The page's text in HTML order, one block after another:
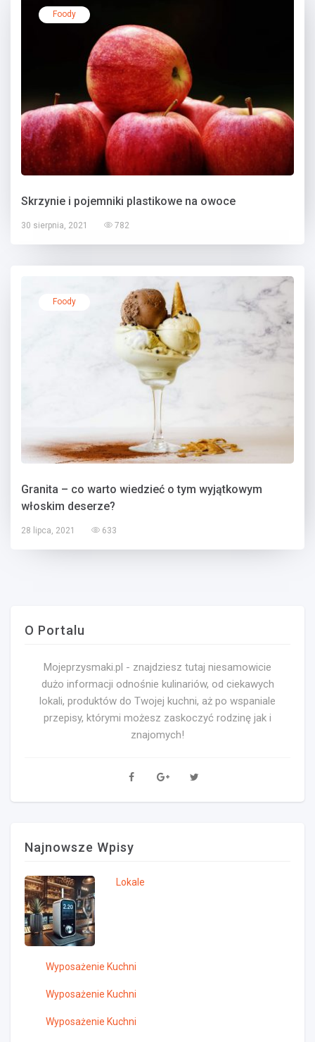
Foody
Skrzynie i pojemniki plastikowe na owoce
30 sierpnia, 2021 782
Foody
Granita – co warto wiedzieć o tym wyjątkowym
włoskim deserze?
28 lipca, 2021 633
O Portalu
Mojeprzysmaki.pl - znajdziesz tutaj niesamowicie
dużo informacji odnośnie kulinariów, od ciekawych
lokali, produktów do Twojej kuchni, aż po wspaniale
przepisy, którymi możesz zaskoczyć rodzinę jak i
znajomych!
Najnowsze Wpisy
Lokale
Wyposażenie Kuchni
Wyposażenie Kuchni
Wyposażenie Kuchni